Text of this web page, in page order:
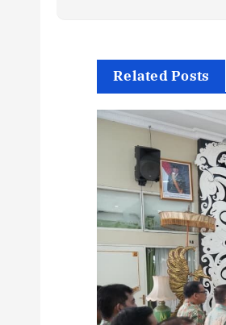
Related Posts